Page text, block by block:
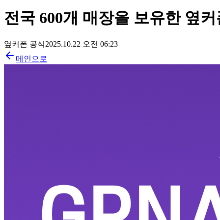
전국 600개 매장을 보유한 옆
옆커폰 공식2025.10.22 오전 06:23
메인으로